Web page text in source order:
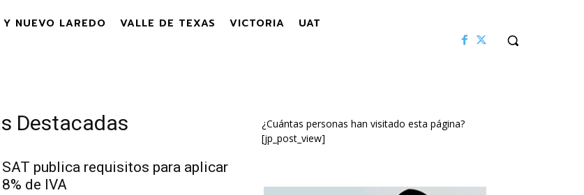
Y NUEVO LAREDO VALLE DE TEXAS VICTORIA UAT
Destacadas
SAT publica requisitos para aplicar
8% de IVA
¿Cuántas personas han visitado esta página?
[jp_post_view]